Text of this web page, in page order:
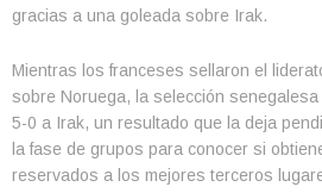
gracias a una goleada sobre Irak.
Mientras los franceses sellaron el
sobre Noruega, la selección
5-0 a Irak, un resultado que la deja
la fase de grupos para conocer si
reservados a los mejores terceros